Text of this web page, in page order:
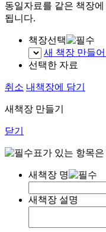
동일자료를 같은 책장
됩니다.
책장선택
새 책장 만들어
선택한 자료
취소 내책장에 담기
새책장 만들기
닫기
표가 있는 항목
새책장 명
새책장 설명